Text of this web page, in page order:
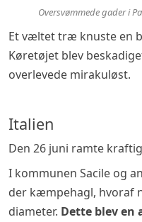
Oversvømmede gader i
Et væltet træ knuste en
Køretøjet blev
overlevede mirakuløst.
Italien
Den 26 juni ramte
I kommunen Sacile og
der kæmpehagl, hvoraf
diameter. Dette blev en